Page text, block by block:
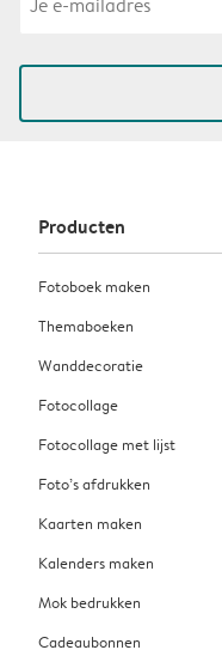
Producten
Fotoboek maken
Themaboeken
Wanddecoratie
Fotocollage
Fotocollage met lijst
Foto’s afdrukken
Kaarten maken
Kalenders maken
Mok bedrukken
Cadeaubonnen